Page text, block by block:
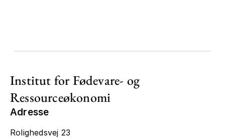
Institut for Fødevare- og
Ressourceøkonomi
Adresse
Rolighedsvej 23